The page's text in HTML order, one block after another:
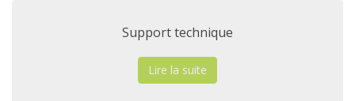
Support technique
Lire la suite